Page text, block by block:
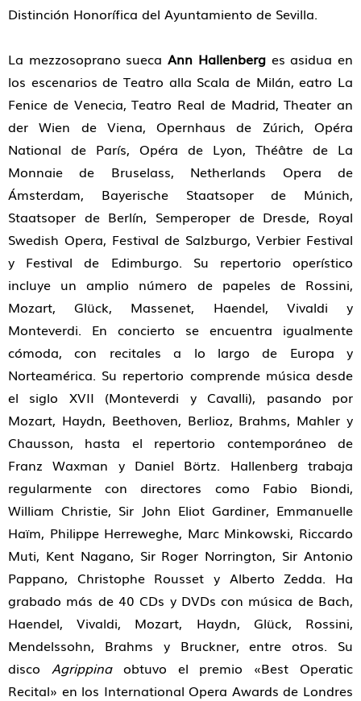
Distinción Honorífica del Ayuntamiento de Sevilla.
La mezzosoprano suecaAnn Hallenberges asidua en
los escenarios de Teatro alla Scala de Milán, eatro La
Fenice de Venecia, Teatro Real de Madrid, Theater an
der Wien de Viena, Opernhaus de Zúrich, Opéra
National de París, Opéra de Lyon, Théâtre de La
Monnaie de Bruselass, Netherlands Opera de
Ámsterdam, Bayerische Staatsoper de Múnich,
Staatsoper de Berlín, Semperoper de Dresde, Royal
Swedish Opera, Festival de Salzburgo, Verbier Festival
y Festival de Edimburgo. Su repertorio operístico
incluye un amplio número de papeles de Rossini,
Mozart, Glück, Massenet, Haendel, Vivaldi y
Monteverdi. En concierto se encuentra igualmente
cómoda, con recitales a lo largo de Europa y
Norteamérica. Su repertorio comprende música desde
el siglo XVII (Monteverdi y Cavalli), pasando por
Mozart, Haydn, Beethoven, Berlioz, Brahms, Mahler y
Chausson, hasta el repertorio contemporáneo de
Franz Waxman y Daniel Börtz. Hallenberg trabaja
regularmente con directores como Fabio Biondi,
William Christie, Sir John Eliot Gardiner, Emmanuelle
Haïm, Philippe Herreweghe, Marc Minkowski, Riccardo
Muti, Kent Nagano, Sir Roger Norrington, Sir Antonio
Pappano, Christophe Rousset y Alberto Zedda. Ha
grabado más de 40 CDs y DVDs con música de Bach,
Haendel, Vivaldi, Mozart, Haydn, Glück, Rossini,
Mendelssohn, Brahms y Bruckner, entre otros. Su
disco Agrippinaobtuvo el premio «Best Operatic
Recital» en los International Opera Awards de Londres